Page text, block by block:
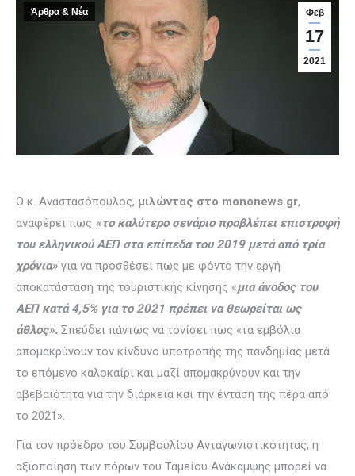
Φεβ
17
2021
Άρθρα & Νέα
Ο κ. Αναστασόπουλος, μιλώντας στο mononews.gr,
αναφέρει πως «το καλύτερο σενάριο προβλέπει επιστροφή
του ελληνικού ΑΕΠ στα επίπεδα του 2019 μετά από τρία
χρόνια» για να προσθέσει πως με φόντο την αργή
αποκατάσταση της τουριστικής κίνησης «μια άνοδος του
ΑΕΠ κατά 4,5% για το 2021 πρέπει να θεωρείται ως
άθλος». Σπεύδει πάντως να τονίσει πως «τα εμβόλια
απομακρύνουν τον κίνδυνο υποτροπής της πανδημίας μετά
το επόμενο καλοκαίρι και μαζί απομακρύνουν και την
αβεβαιότητα για την διάρκεια και την ένταση της πέρα από
το 2021».
Για τον πρόεδρο του Συμβουλίου Ανταγωνιστικότητας, η
αξιοποίηση των πόρων του Ταμείου Ανάκαμψης μπορεί να